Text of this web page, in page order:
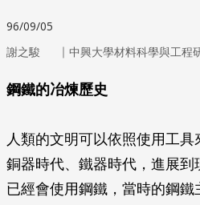
96/09/05
謝之駿 ｜ 中興大學材料科學與工程
鋼鐵的冶煉歷史
人類的文明可以依照使用工
銅器時代、鐵器時代，進展
已經會使用鋼鐵，當時的鋼鐵